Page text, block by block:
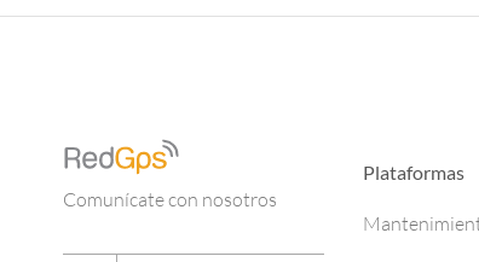
Comunícate con nosotros
Plataformas